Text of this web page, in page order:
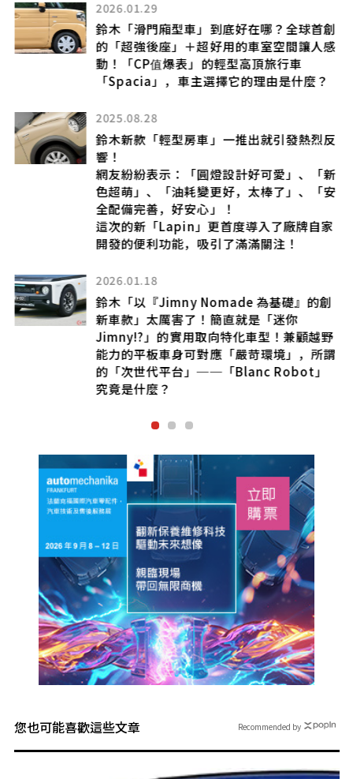
2026.01.29
鈴木「滑門廂型車」到底好在哪？全球首創
的「超強後座」＋超好用的車室空間讓人感
動！「CP值爆表」的輕型高頂旅行車
「Spacia」，車主選擇它的理由是什麼？
2025.08.28
鈴木新款「輕型房車」一推出就引發熱烈反
響！
網友紛紛表示：「圓燈設計好可愛」、「新
色超萌」、「油耗變更好，太棒了」、「安
全配備完善，好安心」！
這次的新「Lapin」更首度導入了廠牌自家
開發的便利功能，吸引了滿滿關注！
2026.01.18
鈴木「以『Jimny Nomade 為基礎』的創
新車款」太厲害了！簡直就是「迷你
Jimny!?」的實用取向特化車型！兼顧越野
能力的平板車身可對應「嚴苛環境」，所謂
的「次世代平台」──「Blanc Robot」
究竟是什麼？
您也可能喜歡這些文章 Recommended by